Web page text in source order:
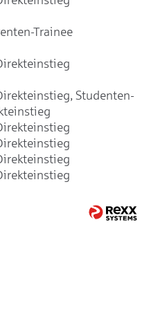
Trainee
Studenten-